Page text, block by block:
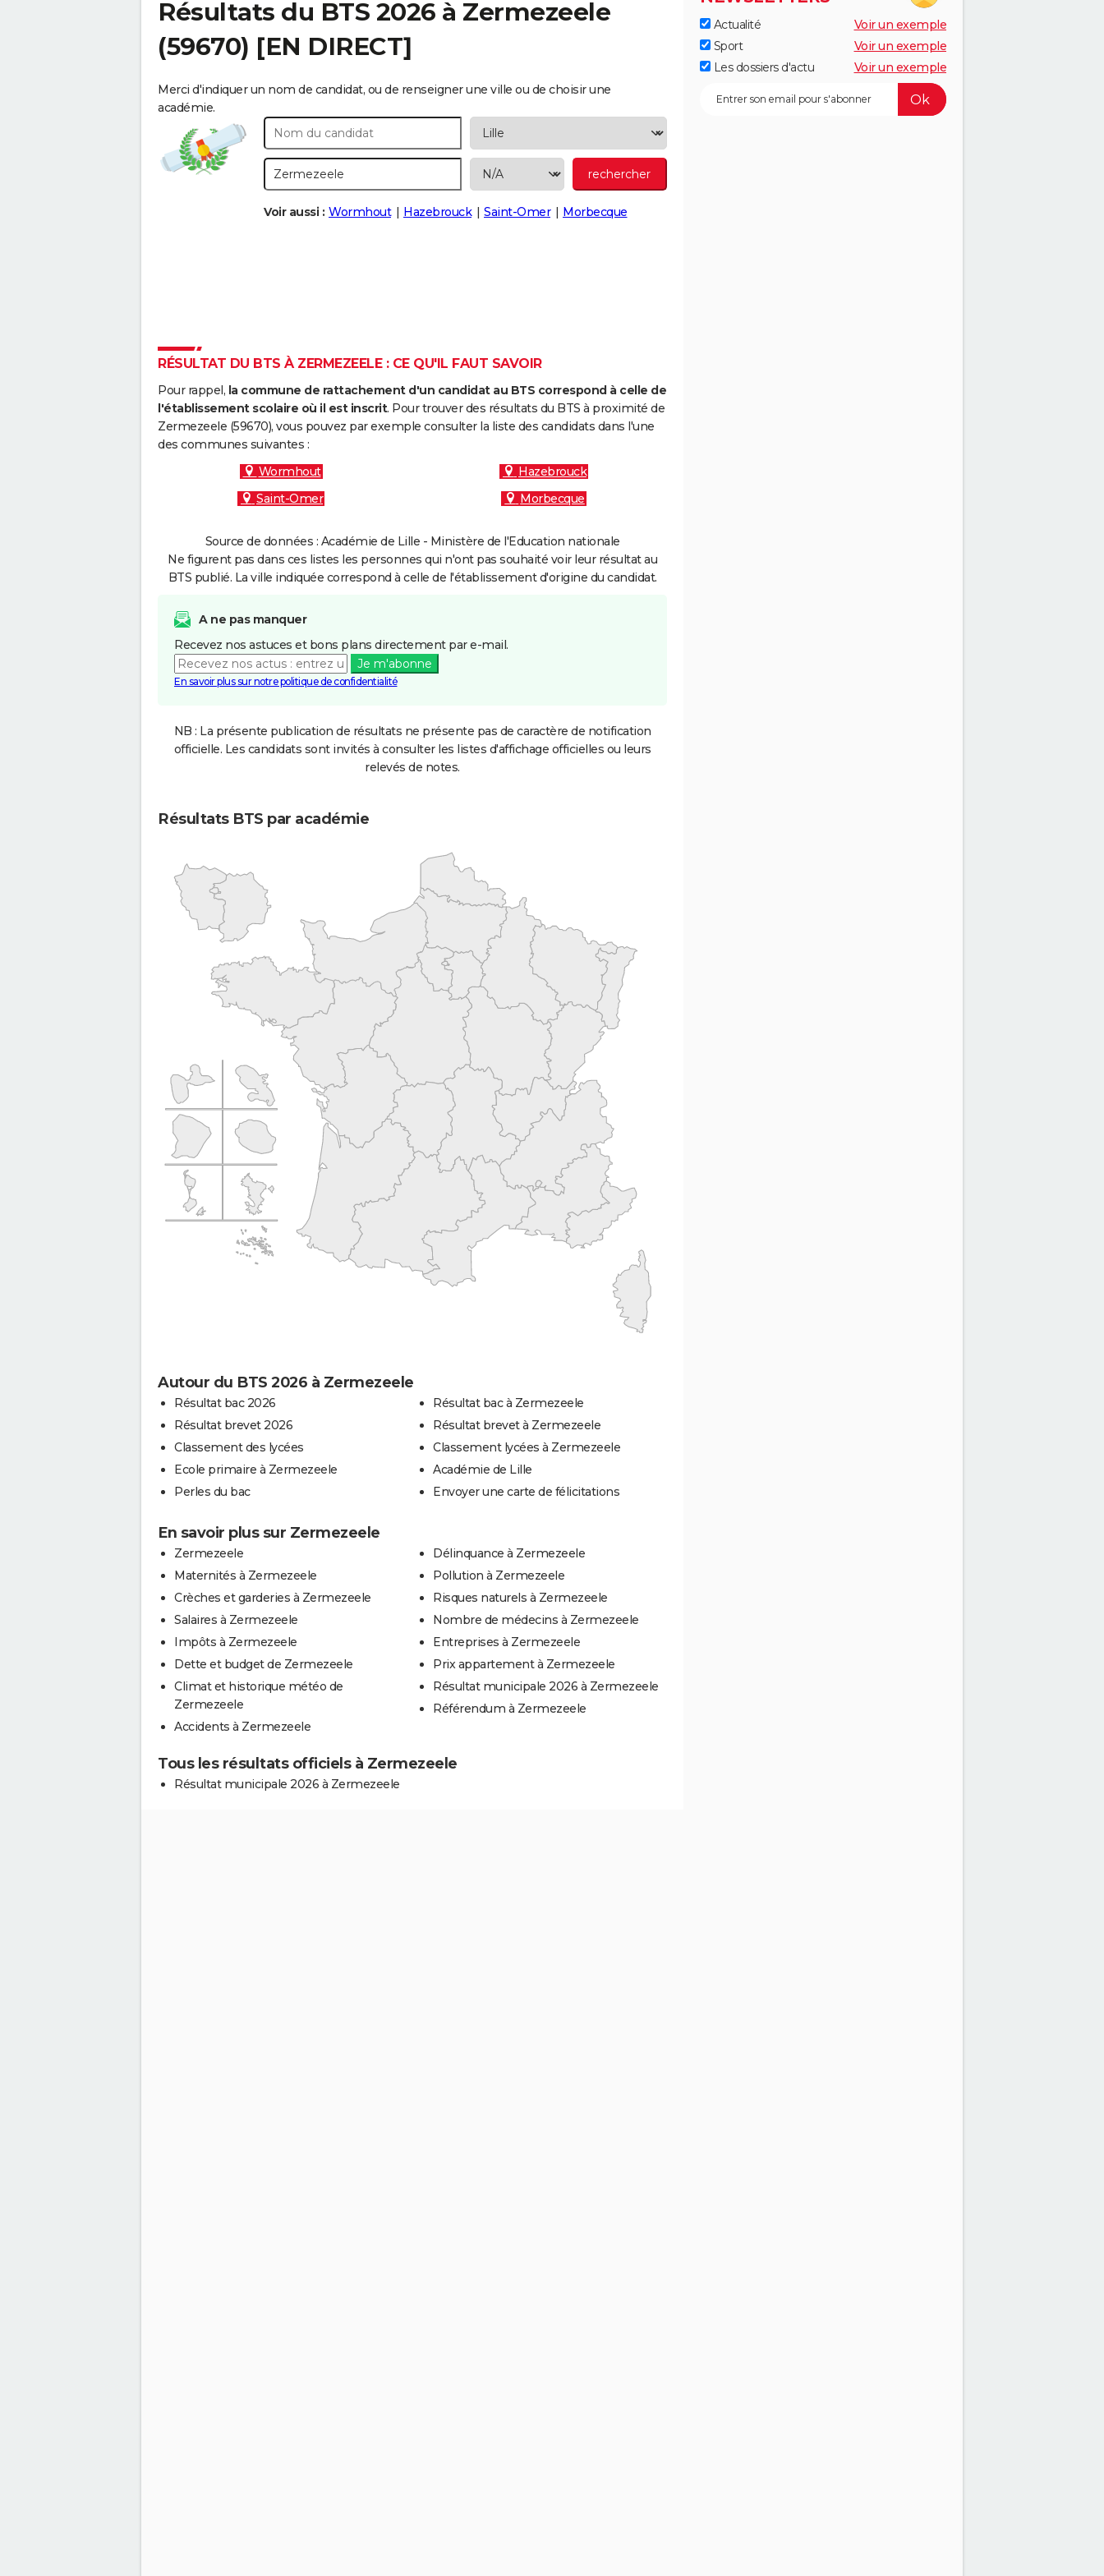
Résultats du BTS 2026 à Zermezeele
(59670) [EN DIRECT]
Merci d'indiquer un nom de candidat, ou de renseigner une ville ou de choisir une
académie.
Voir aussi : Wormhout Hazebrouck Saint-Omer Morbecque
RÉSULTAT DU BTS À ZERMEZEELE : CE QU'IL FAUT SAVOIR
Pour rappel, la commune de rattachement d'un candidat au BTS correspond à celle de
l'établissement scolaire où il est inscrit. Pour trouver des résultats du BTS à proximité de
Zermezeele (59670), vous pouvez par exemple consulter la liste des candidats dans l'une
des communes suivantes :
Wormhout
Hazebrouck
Saint-Omer
Morbecque
Source de données : Académie de Lille - Ministère de l'Education nationale
Ne figurent pas dans ces listes les personnes qui n'ont pas souhaité voir leur résultat au
BTS publié. La ville indiquée correspond à celle de l'établissement d'origine du candidat.
A ne pas manquer
Recevez nos astuces et bons plans directement par e-mail.
Je m'abonne
En savoir plus sur notre politique de confidentialité
NB : La présente publication de résultats ne présente pas de caractère de notification
officielle. Les candidats sont invités à consulter les listes d'affichage officielles ou leurs
relevés de notes.
Résultats BTS par académie
Autour du BTS 2026 à Zermezeele
Résultat bac 2026
Résultat brevet 2026
Classement des lycées
Ecole primaire à Zermezeele
Perles du bac
Résultat bac à Zermezeele
Résultat brevet à Zermezeele
Classement lycées à Zermezeele
Académie de Lille
Envoyer une carte de félicitations
En savoir plus sur Zermezeele
Zermezeele
Maternités à Zermezeele
Crèches et garderies à Zermezeele
Salaires à Zermezeele
Impôts à Zermezeele
Dette et budget de Zermezeele
Climat et historique météo de
Zermezeele
Accidents à Zermezeele
Délinquance à Zermezeele
Pollution à Zermezeele
Risques naturels à Zermezeele
Nombre de médecins à Zermezeele
Entreprises à Zermezeele
Prix appartement à Zermezeele
Résultat municipale 2026 à Zermezeele
Référendum à Zermezeele
Tous les résultats officiels à Zermezeele
Résultat municipale 2026 à Zermezeele
Actualité
Voir un exemple
Sport
Voir un exemple
Les dossiers d'actu
Voir un exemple